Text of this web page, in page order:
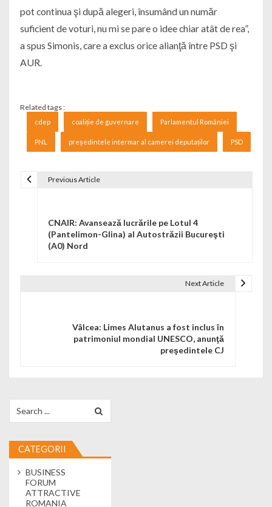
pot continua şi după alegeri, însumând un număr
suficient de voturi, nu mi se pare o idee chiar atât de rea”,
a spus Simonis, care a exclus orice alianţă între PSD şi
AUR.
Related tags :
cdep coaliție de guvernare Parlamentul României
PNL președintele intermar al camerei deputaților PSD
Previous Article
CNAIR: Avansează lucrările pe Lotul 4
(Pantelimon-Glina) al Autostrăzii Bucureşti
(A0) Nord
Next Article
Vâlcea: Limes Alutanus a fost inclus în
patrimoniul mondial UNESCO, anunţă
preşedintele CJ
CATEGORII
BUSINESS
FORUM
ATTRACTIVE
ROMANIA